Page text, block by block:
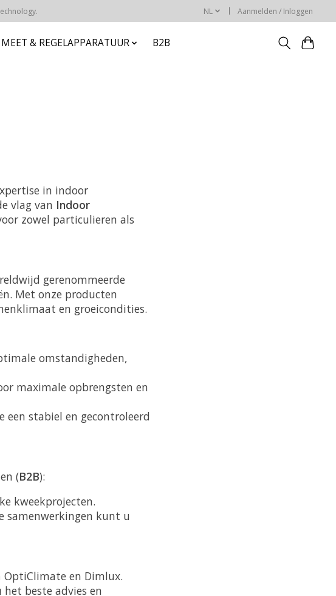
NL Aanmelden / Inloggen
MEET & REGELAPPARATUUR B2B
in indoor
vlag van Indoor
zowel particulieren als
gerenommeerde
Met onze producten
en groeicondities.
omstandigheden,
maximale opbrengsten en
een stabiel en gecontroleerd
(B2B):
kweekprojecten.
samenwerkingen kunt u
OptiClimate en Dimlux.
beste advies en